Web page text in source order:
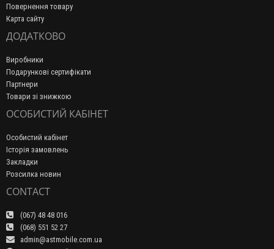
Повернення товару
Карта сайту
ДОДАТКОВО
Виробники
Подарункові сертифікати
Партнери
Товари зі знижкою
ОСОБИСТИЙ КАБІНЕТ
Особистий кабінет
Історія замовлень
Закладки
Розсилка новин
CONTACT
(067) 48 48 016
(068) 551 52 27
admin@astmobile.com.ua